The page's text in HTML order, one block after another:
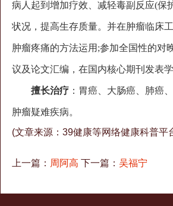
病人起到增加疗效、减轻毒副反应(保
状况，提高生存质量。并在肿瘤临床
肿瘤疼痛的方法运用;参加全国性的对
议及论文汇编，在国内核心期刊发表学
擅长治疗 ：胃癌、大肠癌、肺癌
肿瘤疑难疾病。
(文章来源：39健康等网络健康科普平
上一篇： 周阿高 下一篇： 吴福宁